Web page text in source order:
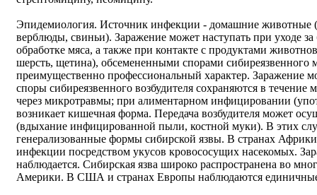
Эпидемиология. Источник инфекции - домашние животные
верблюды, свиньи). Заражение может наступать при уходе
обработке мяса, а также при контакте с продуктами
шерсть, щетина), обсемененными спорами сибиреязвенного
преимущественно профессиональный характер. Заражение
споры сибиреязвенного возбудителя сохраняются в
через микротравмы; при алиментарном инфицировании
возникает кишечная форма. Передача возбудителя может
(вдыхание инфицированной пыли, костной муки). В этих
генерализованные формы сибирской язвы. В странах
инфекции посредством укусов кровососущих насекомых.
наблюдается. Сибирская язва широко распространена во
Америки. В США и странах Европы наблюдаются единичные